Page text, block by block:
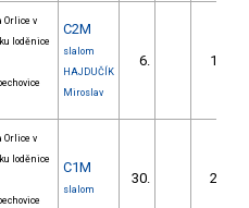
Orlice v
loděnice
C2M
slalom
HAJDUČÍK
Miroslav
6. 16.50
Orlice v
loděnice
C1M
slalom
30. 26.20